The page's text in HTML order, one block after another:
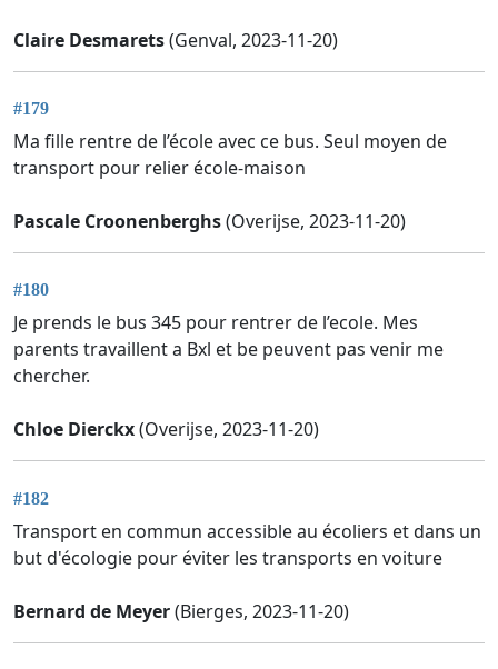
Claire Desmarets(Genval, 2023-11-20)
#179
Ma fille rentre de l’école avec ce bus. Seul moyen de
transport pour relier école-maison
Pascale Croonenberghs(Overijse, 2023-11-20)
#180
Je prends le bus 345 pour rentrer de l’ecole. Mes
parents travaillent a Bxl et be peuvent pas venir me
chercher.
Chloe Dierckx(Overijse, 2023-11-20)
#182
Transport en commun accessible au écoliers et dans un
but d'écologie pour éviter les transports en voiture
Bernard de Meyer(Bierges, 2023-11-20)